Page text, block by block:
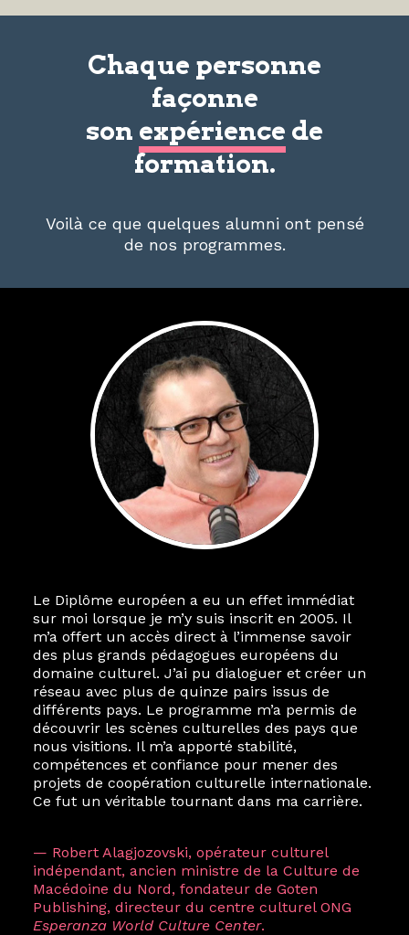
Chaque personne
façonne
son expérience de
formation.
Voilà ce que quelques alumni ont pensé
de nos programmes.
Le Diplôme européen a eu un effet immédiat
sur moi lorsque je m’y suis inscrit en 2005. Il
m’a offert un accès direct à l’immense savoir
des plus grands pédagogues européens du
domaine culturel. J’ai pu dialoguer et créer un
réseau avec plus de quinze pairs issus de
différents pays. Le programme m’a permis de
découvrir les scènes culturelles des pays que
nous visitions. Il m’a apporté stabilité,
compétences et confiance pour mener des
projets de coopération culturelle internationale.
Ce fut un véritable tournant dans ma carrière.
— Robert Alagjozovski, opérateur culturel
indépendant, ancien ministre de la Culture de
Macédoine du Nord, fondateur de Goten
Publishing, directeur du centre culturel ONG
Esperanza World Culture Center.